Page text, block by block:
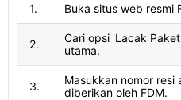
1. Buka situs web resmi
2.
Cari opsi 'Lacak
utama.
3.
Masukkan nomor
diberikan oleh FDM.